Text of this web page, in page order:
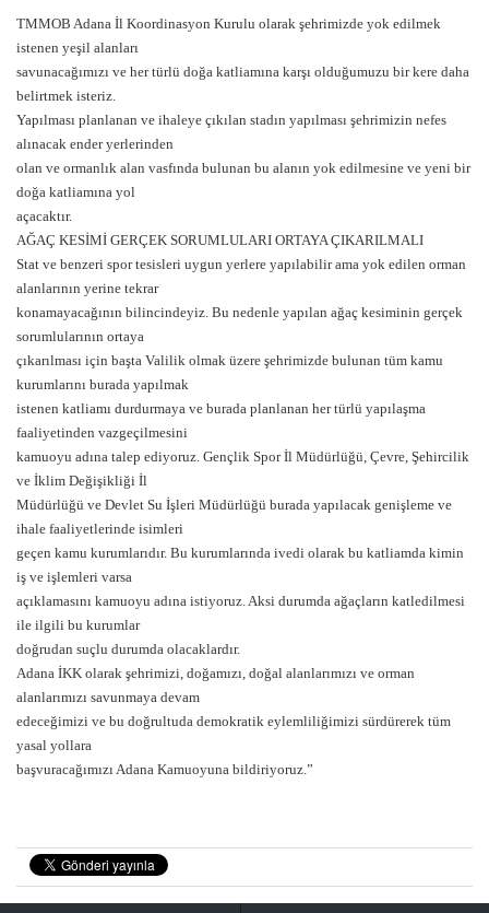
TMMOB Adana İl Koordinasyon Kurulu olarak şehrimizde yok edilmek
istenen yeşil alanları
savunacağımızı ve her türlü doğa katliamına karşı olduğumuzu bir kere daha
belirtmek isteriz.
Yapılması planlanan ve ihaleye çıkılan stadın yapılması şehrimizin nefes
alınacak ender yerlerinden
olan ve ormanlık alan vasfında bulunan bu alanın yok edilmesine ve yeni bir
doğa katliamına yol
açacaktır.
AĞAÇ KESİMİ GERÇEK SORUMLULARI ORTAYA ÇIKARILMALI
Stat ve benzeri spor tesisleri uygun yerlere yapılabilir ama yok edilen orman
alanlarının yerine tekrar
konamayacağının bilincindeyiz. Bu nedenle yapılan ağaç kesiminin gerçek
sorumlularının ortaya
çıkarılması için başta Valilik olmak üzere şehrimizde bulunan tüm kamu
kurumlarını burada yapılmak
istenen katliamı durdurmaya ve burada planlanan her türlü yapılaşma
faaliyetinden vazgeçilmesini
kamuoyu adına talep ediyoruz. Gençlik Spor İl Müdürlüğü, Çevre, Şehircilik
ve İklim Değişikliği İl
Müdürlüğü ve Devlet Su İşleri Müdürlüğü burada yapılacak genişleme ve
ihale faaliyetlerinde isimleri
geçen kamu kurumlarıdır. Bu kurumlarında ivedi olarak bu katliamda kimin
iş ve işlemleri varsa
açıklamasını kamuoyu adına istiyoruz. Aksi durumda ağaçların katledilmesi
ile ilgili bu kurumlar
doğrudan suçlu durumda olacaklardır.
Adana İKK olarak şehrimizi, doğamızı, doğal alanlarımızı ve orman
alanlarımızı savunmaya devam
edeceğimizi ve bu doğrultuda demokratik eylemliliğimizi sürdürerek tüm
yasal yollara
başvuracağımızı Adana Kamuoyuna bildiriyoruz.”